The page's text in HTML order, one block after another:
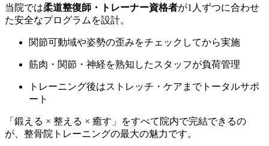
当院では柔道整復師・トレーナー資格者が1人ずつに合わせ
た安全なプログラムを設計。
関節可動域や姿勢の歪みをチェックしてから実施
筋肉・関節・神経を熟知したスタッフが負荷管理
トレーニング後はストレッチ・ケアまでトータルサポ
ート
「鍛える × 整える × 癒す」をすべて院内で完結できるの
が、整骨院トレーニングの最大の魅力です。